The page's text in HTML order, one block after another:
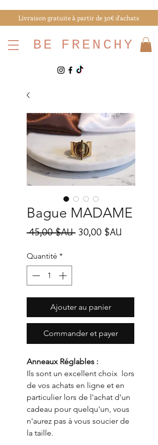
Livraison gratuite à partir de 30€ d'achats
BE FRENCHY
Bague MADAME
45,00 $AU Prix
30,00 $AU
Quantité *
Ajouter au panier
Commander et payer
Anneaux Réglables :
Ils sont un excellent choix lors
de vos achats en ligne et en
particulier lors de l'achat d'un
cadeau pour quelqu'un, vous
n'aurez pas à vous soucier de
la taille.